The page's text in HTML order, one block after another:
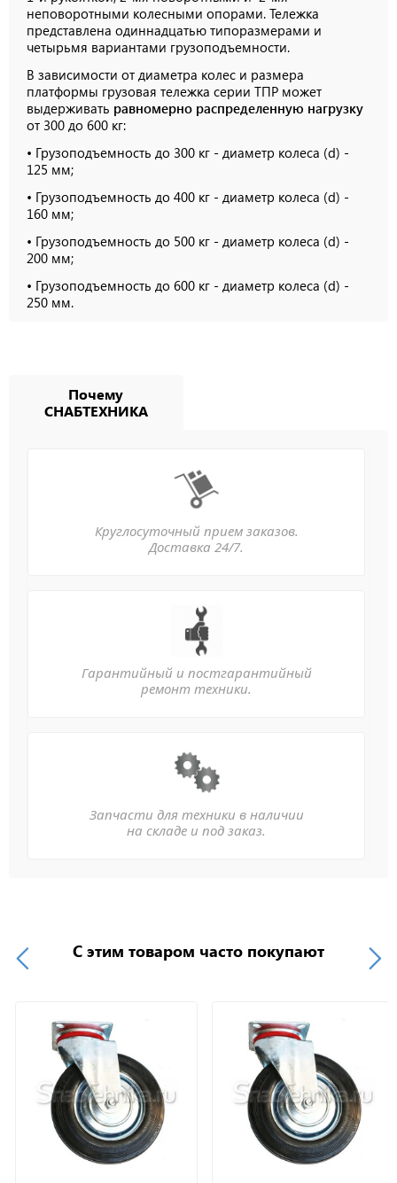
неповоротными колесными опорами. Тележка
представлена одиннадцатью типоразмерами и
четырьмя вариантами грузоподъемности.
В зависимости от диаметра колес и размера
платформы грузовая тележка серии ТПР может
выдерживать равномерно распределенную нагрузку
от 300 до 600 кг:
• Грузоподъемность до 300 кг - диаметр колеса (d) -
125 мм;
• Грузоподъемность до 400 кг - диаметр колеса (d) -
160 мм;
• Грузоподъемность до 500 кг - диаметр колеса (d) -
200 мм;
• Грузоподъемность до 600 кг - диаметр колеса (d) -
250 мм.
Почему
СНАБТЕХНИКА
Круглосуточный прием заказов.
Доставка 24/7.
Гарантийный и постгарантийный
ремонт техники.
Запчасти для техники в наличии
на складе и под заказ.
С этим товаром часто покупают